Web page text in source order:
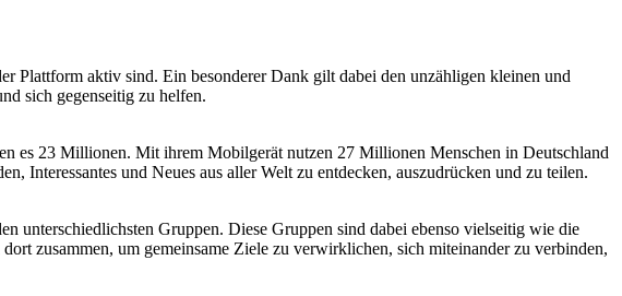
Plattform aktiv sind. Ein besonderer Dank gilt dabei den unzähligen kleinen und
sich gegenseitig zu helfen.
es 23 Millionen. Mit ihrem Mobilgerät nutzen 27 Millionen Menschen in Deutschland
Interessantes und Neues aus aller Welt zu entdecken, auszudrücken und zu teilen.
unterschiedlichsten Gruppen. Diese Gruppen sind dabei ebenso vielseitig wie die
zusammen, um gemeinsame Ziele zu verwirklichen, sich miteinander zu verbinden,